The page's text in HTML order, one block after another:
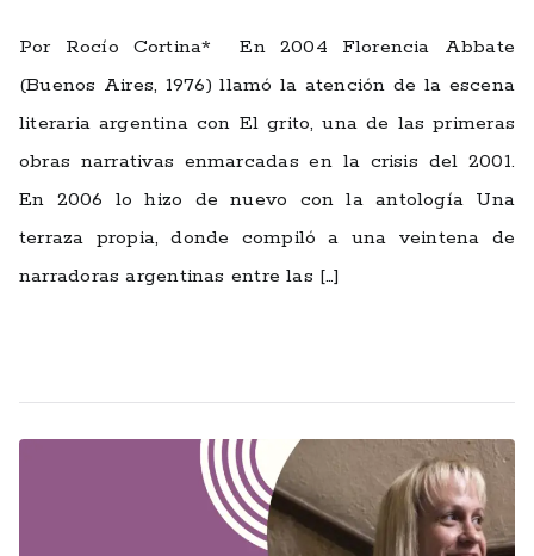
Por Rocío Cortina* En 2004 Florencia Abbate
(Buenos Aires, 1976) llamó la atención de la escena
literaria argentina con El grito, una de las primeras
obras narrativas enmarcadas en la crisis del 2001.
En 2006 lo hizo de nuevo con la antología Una
terraza propia, donde compiló a una veintena de
narradoras argentinas entre las […]